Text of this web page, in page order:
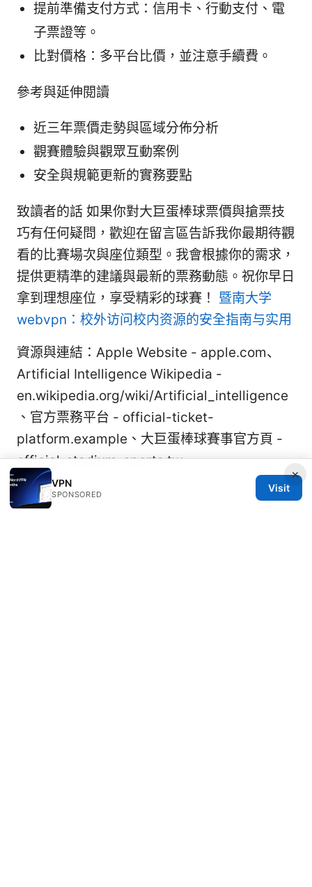
提前準備支付方式：信用卡、行動支付、電
子票證等。
比對價格：多平台比價，並注意手續費。
參考與延伸閱讀
近三年票價走勢與區域分佈分析
觀賽體驗與觀眾互動案例
安全與規範更新的實務要點
致讀者的話 如果你對大巨蛋棒球票價與搶票技
巧有任何疑問，歡迎在留言區告訴我你最期待觀
看的比賽場次與座位類型。我會根據你的需求，
提供更精準的建議與最新的票務動態。祝你早日
拿到理想座位，享受精彩的球賽！ 暨南大学
webvpn：校外访问校内资源的安全指南与实用
資源與連結：Apple Website - apple.com、
Artificial Intelligence Wikipedia -
en.wikipedia.org/wiki/Artificial_intelligence
、官方票務平台 - official-ticket-
platform.example、大巨蛋棒球賽事官方頁 -
official-stadium-sports.tw
Sources:
×
VPN
SPONSORED
Visit